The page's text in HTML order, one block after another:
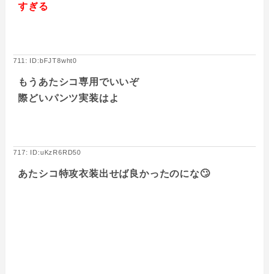
すぎる
711: ID:bFJT8wht0
もうあたシコ専用でいいぞ
際どいパンツ実装はよ
717: ID:uKzR6RD50
あたシコ特攻衣装出せば良かったのにな🙄